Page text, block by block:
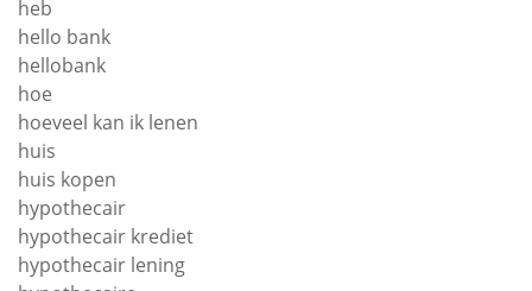
heb
hello bank
hellobank
hoe
hoeveel kan ik lenen
huis
huis kopen
hypothecair
hypothecair krediet
hypothecair lening